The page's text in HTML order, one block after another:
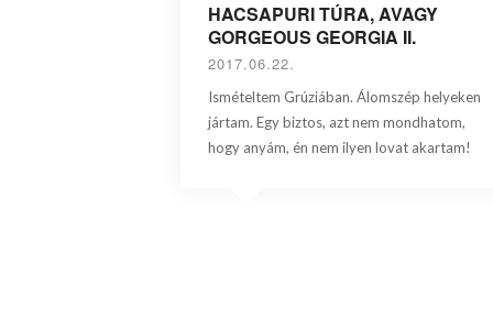
HACSAPURI TÚRA, AVAGY
GORGEOUS GEORGIA II.
2017.06.22.
Ismételtem Grúziában. Álomszép helyeken
jártam. Egy biztos, azt nem mondhatom,
hogy anyám, én nem ilyen lovat akartam!